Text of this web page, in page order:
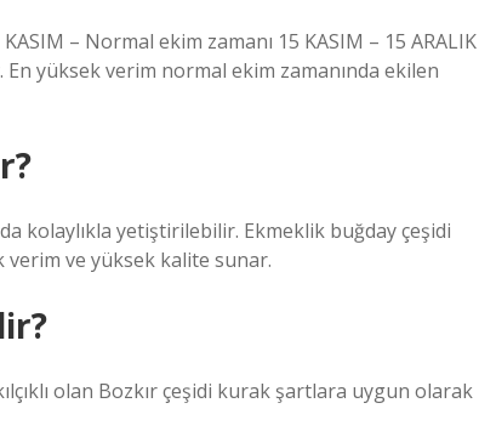
– Normal ekim zamanı 15 KASIM – 15 ARALIK
En yüksek verim normal ekim zamanında ekilen
kolaylıkla yetiştirilebilir. Ekmeklik buğday çeşidi
verim ve yüksek kalite sunar.
olan Bozkır çeşidi kurak şartlara uygun olarak